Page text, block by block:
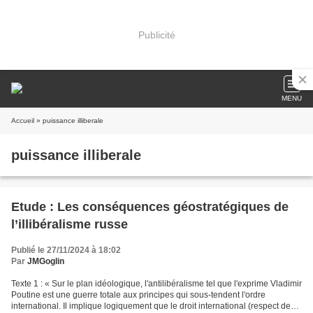
Publicité
MENU
Accueil » puissance illiberale
puissance illiberale
Etude : Les conséquences géostratégiques de
l’illibéralisme russe
Publié le 27/11/2024 à 18:02
Par JMGoglin
Texte 1 : « Sur le plan idéologique, l'antilibéralisme tel que l'exprime Vladimir
Poutine est une guerre totale aux principes qui sous-tendent l'ordre
international. Il implique logiquement que le droit international (respect des